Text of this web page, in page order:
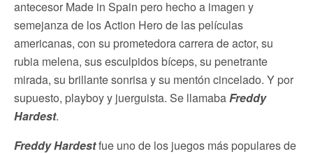
antecesor Made in Spain pero hecho a imagen y
semejanza de los Action Hero de las películas
americanas, con su prometedora carrera de actor, su
rubia melena, sus esculpidos bíceps, su penetrante
mirada, su brillante sonrisa y su mentón cincelado. Y por
supuesto, playboy y juerguista. Se llamabaFreddy
Hardest.
Freddy Hardestfue uno de los juegos más populares de